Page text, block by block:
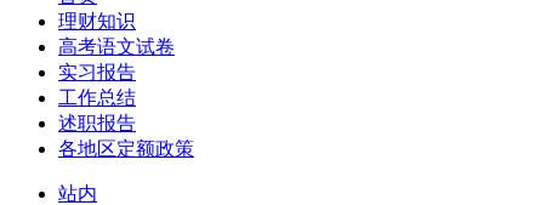
理财知识
高考语文试卷
实习报告
工作总结
述职报告
各地区定额政策
站内